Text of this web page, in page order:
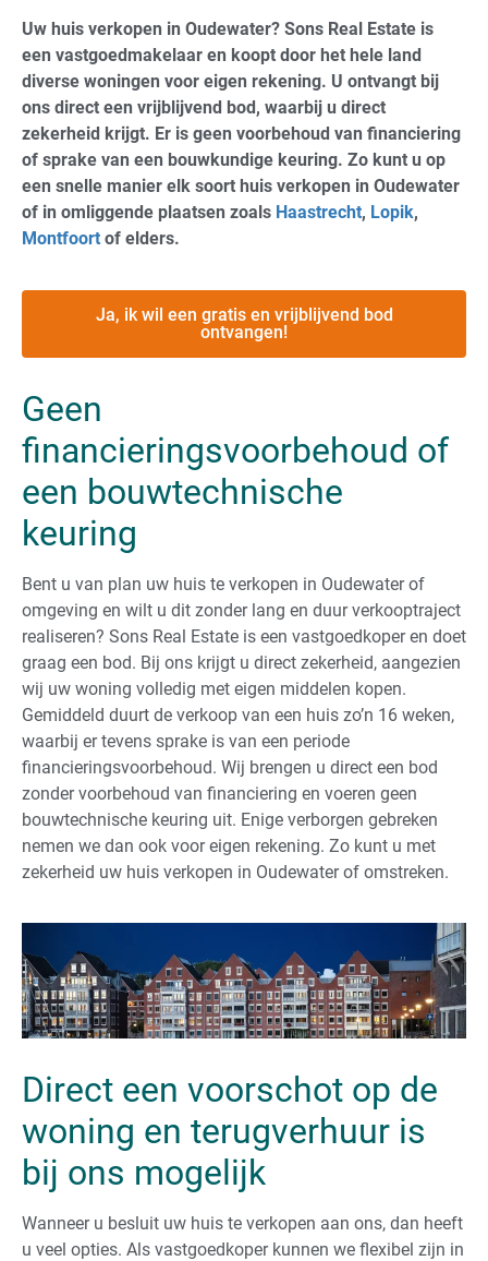
Uw huis verkopen in Oudewater? Sons Real Estate is
een vastgoedmakelaar en koopt door het hele land
diverse woningen voor eigen rekening. U ontvangt bij
ons direct een vrijblijvend bod, waarbij u direct
zekerheid krijgt. Er is geen voorbehoud van financiering
of sprake van een bouwkundige keuring. Zo kunt u op
een snelle manier elk soort huis verkopen in Oudewater
of in omliggende plaatsen zoals Haastrecht, Lopik,
Montfoort of elders.
Ja, ik wil een gratis en vrijblijvend bod
ontvangen!
Geen
financieringsvoorbehoud of
een bouwtechnische
keuring
Bent u van plan uw huis te verkopen in Oudewater of
omgeving en wilt u dit zonder lang en duur verkooptraject
realiseren? Sons Real Estate is een vastgoedkoper en doet
graag een bod. Bij ons krijgt u direct zekerheid, aangezien
wij uw woning volledig met eigen middelen kopen.
Gemiddeld duurt de verkoop van een huis zo’n 16 weken,
waarbij er tevens sprake is van een periode
financieringsvoorbehoud. Wij brengen u direct een bod
zonder voorbehoud van financiering en voeren geen
bouwtechnische keuring uit. Enige verborgen gebreken
nemen we dan ook voor eigen rekening. Zo kunt u met
zekerheid uw huis verkopen in Oudewater of omstreken.
Direct een voorschot op de
woning en terugverhuur is
bij ons mogelijk
Wanneer u besluit uw huis te verkopen aan ons, dan heeft
u veel opties. Als vastgoedkoper kunnen we flexibel zijn in